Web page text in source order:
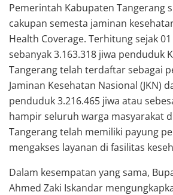
Pemerintah Kabupaten Tangerang
cakupan semesta jaminan
Health Coverage. Terhitung sejak
sebanyak 3.163.318 jiwa penduduk
Tangerang telah terdaftar sebagai
Jaminan Kesehatan Nasional (JKN)
penduduk 3.216.465 jiwa atau
hampir seluruh warga masyarakat
Tangerang telah memiliki payung
mengakses layanan di fasilitas
Dalam kesempatan yang sama,
Ahmed Zaki Iskandar